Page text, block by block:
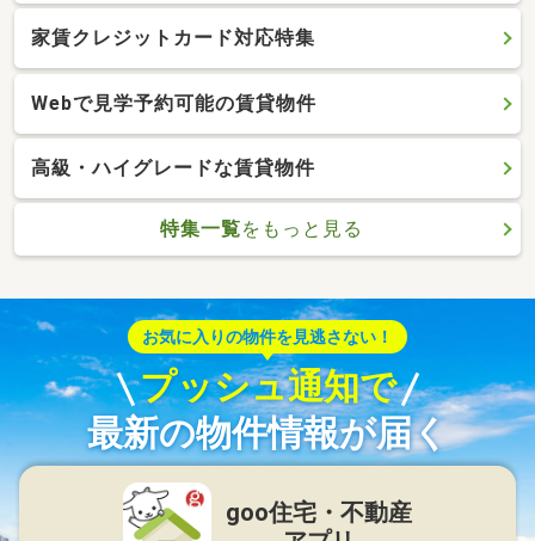
家賃クレジットカード対応特集
Webで見学予約可能の賃貸物件
高級・ハイグレードな賃貸物件
特集一覧をもっと見る
お気に入りの物件を見逃さない！
プッシュ通知で
最新の物件情報が届く
goo住宅・不動産